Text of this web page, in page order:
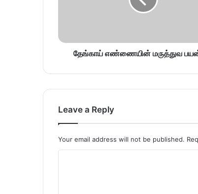
தேங்காய் எண்ணையின் மருத்துவ
Leave a Reply
Your email address will not be published.